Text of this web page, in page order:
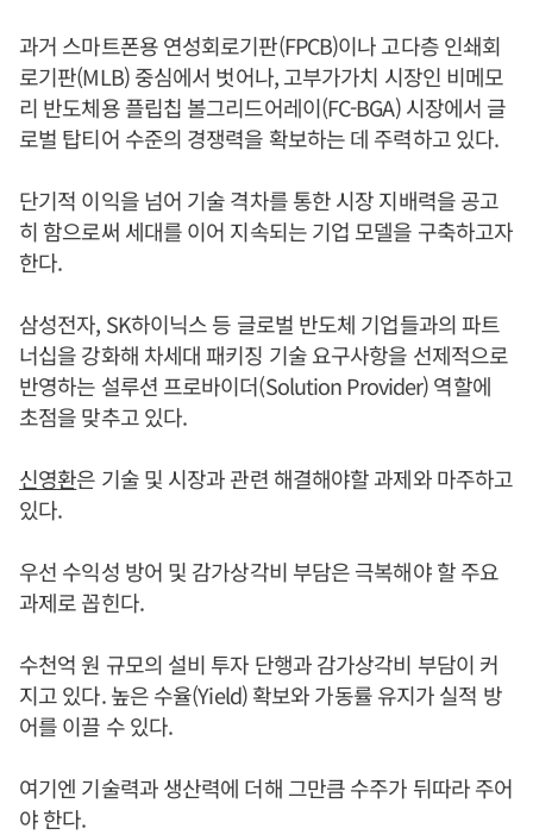
과거 스마트폰용 연성회로기판(FPCB)이나 고다층 인쇄회
로기판(MLB) 중심에서 벗어나, 고부가가치 시장인 비메모
리 반도체용 플립칩 볼그리드어레이(FC-BGA) 시장에서 글
로벌 탑티어 수준의 경쟁력을 확보하는 데 주력하고 있다.
단기적 이익을 넘어 기술 격차를 통한 시장 지배력을 공고
히 함으로써 세대를 이어 지속되는 기업 모델을 구축하고자
한다.
삼성전자, SK하이닉스 등 글로벌 반도체 기업들과의 파트
너십을 강화해 차세대 패키징 기술 요구사항을 선제적으로
반영하는 설루션 프로바이더(Solution Provider) 역할에
초점을 맞추고 있다.
신영환은 기술 및 시장과 관련 해결해야할 과제와 마주하고
있다.
우선 수익성 방어 및 감가상각비 부담은 극복해야 할 주요
과제로 꼽힌다.
수천억 원 규모의 설비 투자 단행과 감가상각비 부담이 커
지고 있다. 높은 수율(Yield) 확보와 가동률 유지가 실적 방
어를 이끌 수 있다.
여기엔 기술력과 생산력에 더해 그만큼 수주가 뒤따라 주어
야 한다.